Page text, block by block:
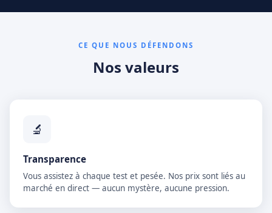
CE QUE NOUS DÉFENDONS
Nos valeurs
🔬
Transparence
Vous assistez à chaque test et pesée. Nos prix sont liés au
marché en direct — aucun mystère, aucune pression.